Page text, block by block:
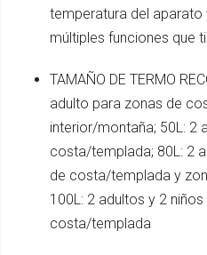
temperatura del
múltiples funciones que
TAMAÑO DE TERMO
adulto para zonas de
interior/montaña; 50L: 2
costa/templada; 80L: 2
de costa/templada y
100L: 2 adultos y 2
costa/templada